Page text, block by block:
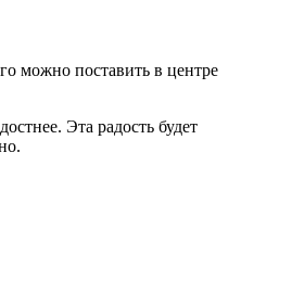
можно поставить в центре
Эта радость будет